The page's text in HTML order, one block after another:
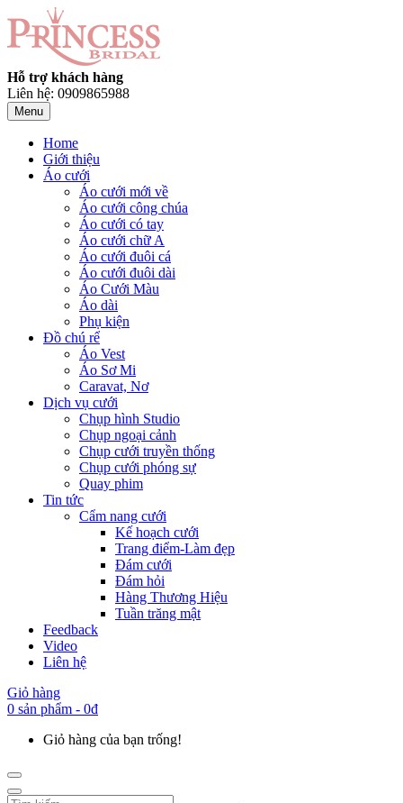
Hỗ trợ khách hàng
Liên hệ: 0909865988
Menu
Home
Giới thiệu
Áo cưới
Áo cưới mới về
Áo cưới công chúa
Áo cưới có tay
Áo cưới chữ A
Áo cưới đuôi cá
Áo cưới đuôi dài
Áo Cưới Màu
Áo dài
Phụ kiện
Đồ chú rể
Áo Vest
Áo Sơ Mi
Caravat, Nơ
Dịch vụ cưới
Chụp hình Studio
Chụp ngoại cảnh
Chụp cưới truyền thống
Chụp cưới phóng sự
Quay phim
Tin tức
Cẩm nang cưới
Kế hoạch cưới
Trang điểm-Làm đẹp
Đám cưới
Đám hỏi
Hàng Thương Hiệu
Tuần trăng mật
Feedback
Video
Liên hệ
Giỏ hàng
0 sản phẩm - 0đ
Giỏ hàng của bạn trống!